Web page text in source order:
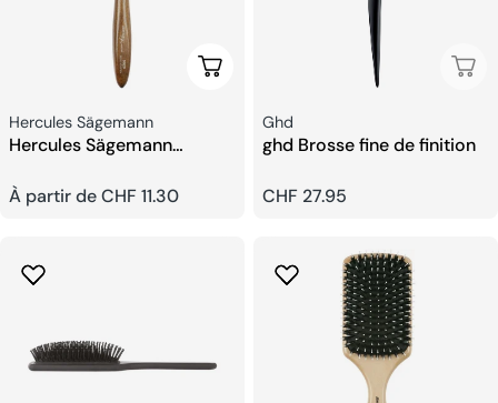
Choisissez Les Options
Fournisseur:
Hercules Sägemann
Hercules Sägemann
Prix
À partir de CHF 11.30
Fournisseur:
Ghd
ghd Brosse fine de finition
Prix
CHF 27.95